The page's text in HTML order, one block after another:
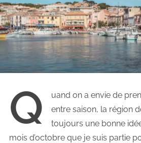
Q
uand on a envie de
entre saison, la région
toujours une bonne
mois d’octobre que je suis partie